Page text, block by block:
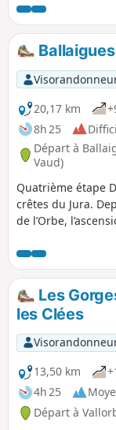
étroit. Beau site à
Les gorges de
sécurisée, sont
faire plusieurs
refuges des
Chassagne.
20,17 km
8h 25
Départ à
Vaud)
Quatrième étape
crêtes du Jura.
de l’Orbe,
fond. Le sentier
avant d’atteindre
frontière
bunkers. La
Aiguilles de
une vue
le Chasseral. La
ses boîtes à
Les
les Clées
13,50 km
4h 25
Départ à